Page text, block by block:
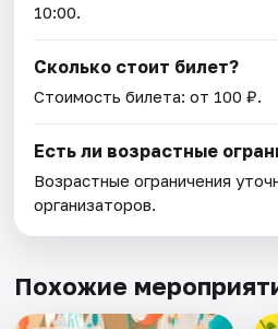
10:00.
Сколько стоит билет?
Стоимость билета: от 100 ₽.
Есть ли возрастные
Возрастные ограничения
организаторов.
Похожие